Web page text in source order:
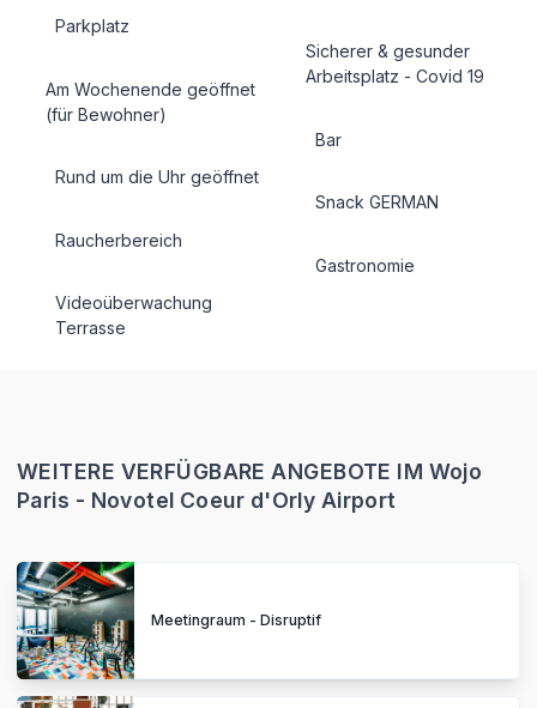
Parkplatz
Am Wochenende geöffnet
(für Bewohner)
Rund um die Uhr geöffnet
Raucherbereich
Videoüberwachung
Terrasse
Sicherer & gesunder
Arbeitsplatz - Covid 19
Bar
Snack GERMAN
Gastronomie
WEITERE VERFÜGBARE ANGEBOTE IM Wojo
Paris - Novotel Coeur d'Orly Airport
Meetingraum - Disruptif